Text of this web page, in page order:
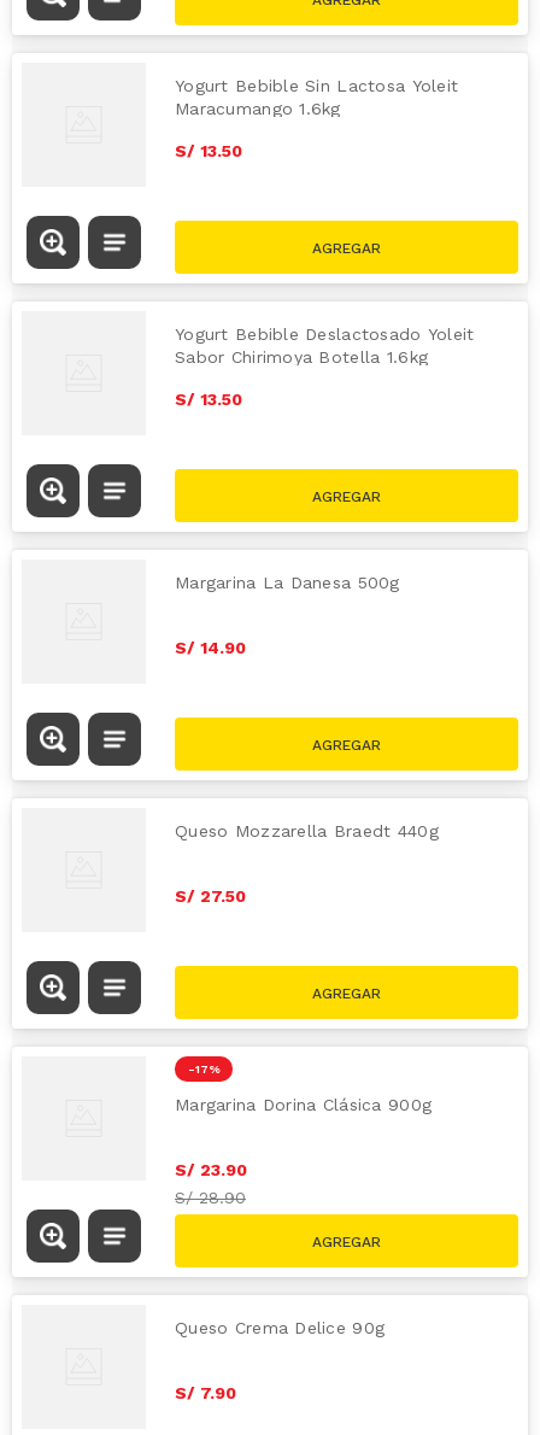
Yogurt Bebible Sin Lactosa Yoleit
Maracumango 1.6kg
S/ 13.50
Yogurt Bebible Deslactosado Yoleit
Sabor Chirimoya Botella 1.6kg
S/ 13.50
Margarina La Danesa 500g
S/ 14.90
Queso Mozzarella Braedt 440g
S/ 27.50
-17 %
Margarina Dorina Clásica 900g
S/ 23.90
S/28.90
Queso Crema Delice 90g
S/ 7.90